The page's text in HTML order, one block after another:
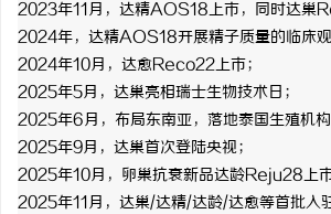
2023年11月，达精AOS18上市，同时达巢
2024年，达精AOS18开展精子质量的临床
2024年10月，达愈Reco22上市；
2025年5月，达巢亮相瑞士生物技术日；
2025年6月，布局东南亚，落地泰国生殖机构
2025年9月，达巢首次登陆央视；
2025年10月，卵巢抗衰新品达龄Reju28上
2025年11月，达巢/达精/达龄/达愈等首批入